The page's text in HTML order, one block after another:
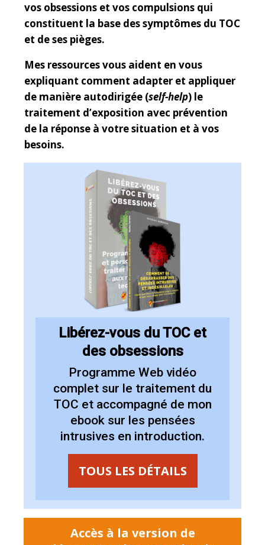
vos obsessions et vos compulsions qui
constituent la base des symptômes du TOC
et de ses pièges.
Mes ressources vous aident en vous
expliquant comment adapter et appliquer
de manière autodirigée (self-help) le
traitement d’exposition avec prévention
de la réponse à votre situation et à vos
besoins.
Libérez-vous du TOC et
des obsessions
Programme Web vidéo
complet sur le traitement du
TOC et accompagné de mon
ebook sur les pensées
intrusives en introduction.
TOUS LES DÉTAILS
Accès à la version de